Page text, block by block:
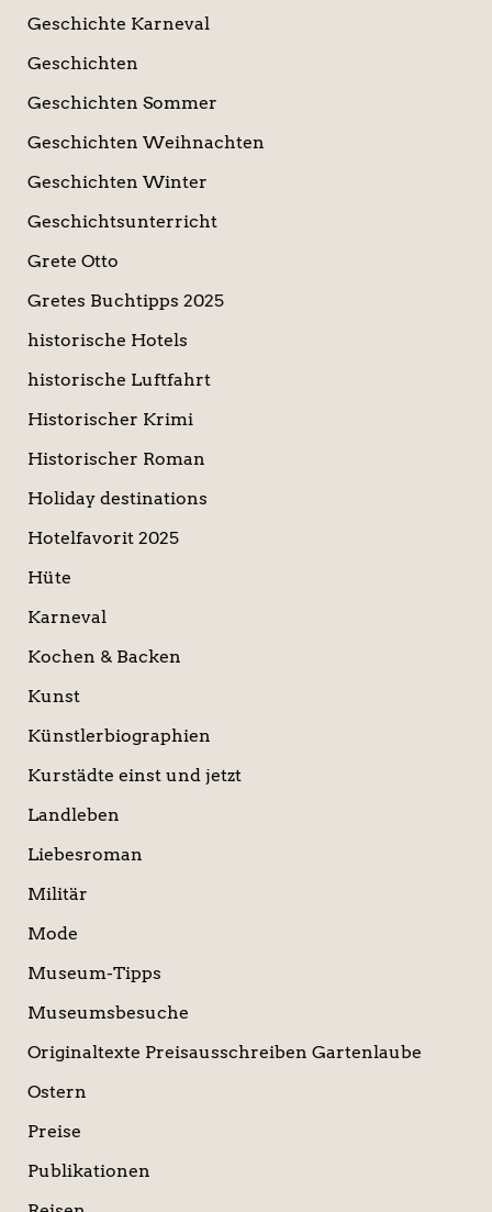
Geschichte Karneval
Geschichten
Geschichten Sommer
Geschichten Weihnachten
Geschichten Winter
Geschichtsunterricht
Grete Otto
Gretes Buchtipps 2025
historische Hotels
historische Luftfahrt
Historischer Krimi
Historischer Roman
Holiday destinations
Hotelfavorit 2025
Hüte
Karneval
Kochen & Backen
Kunst
Künstlerbiographien
Kurstädte einst und jetzt
Landleben
Liebesroman
Militär
Mode
Museum-Tipps
Museumsbesuche
Originaltexte Preisausschreiben Gartenlaube
Ostern
Preise
Publikationen